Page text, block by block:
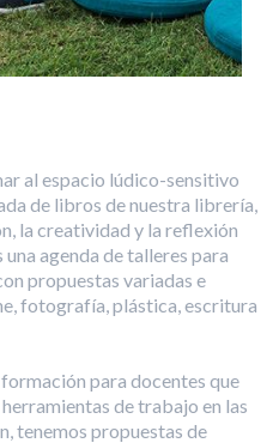
al espacio lúdico-sensitivo
de libros de nuestra librería,
la creatividad y la reflexión
agenda de talleres para
propuestas variadas e
fotografía, plástica, escritura
para docentes que
de trabajo en las
tenemos propuestas de